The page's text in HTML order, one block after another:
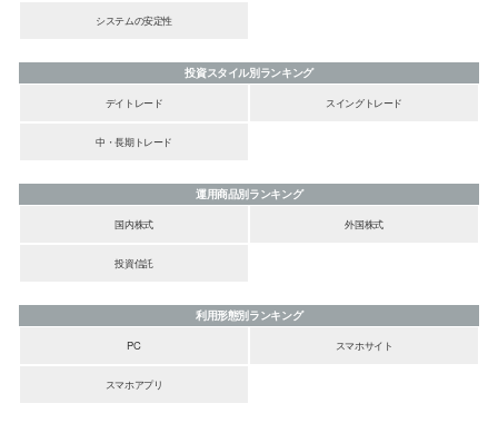
システムの安定性
投資スタイル別ランキング
デイトレード
スイングトレード
中・長期トレード
運用商品別ランキング
国内株式
外国株式
投資信託
利用形態別ランキング
PC
スマホサイト
スマホアプリ